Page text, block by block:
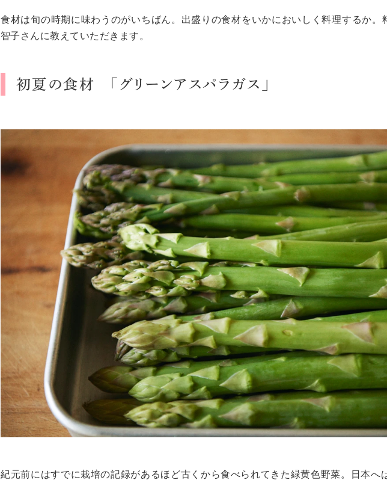
食材は旬の時期に味わうのがいちばん。出盛りの食材をいかにおいしく料理するか。
智子さんに教えていただきます。
初夏の食材 「グリーンアスパラガス」
紀元前にはすでに栽培の記録があるほど古くから食べられてきた緑黄色野菜。日本へ